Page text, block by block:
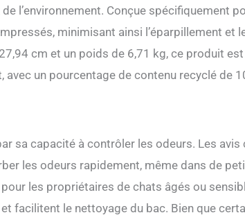
l’environnement. Conçue spécifiquement
minimisant ainsi l’éparpillement et
cm et un poids de 6,71 kg, ce produit
un pourcentage de contenu recyclé de
sa capacité à contrôler les odeurs. Les
les odeurs rapidement, même dans de
les propriétaires de chats âgés ou
facilitent le nettoyage du bac. Bien que